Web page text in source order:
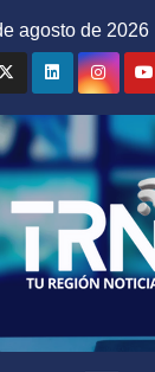
agosto de 2026